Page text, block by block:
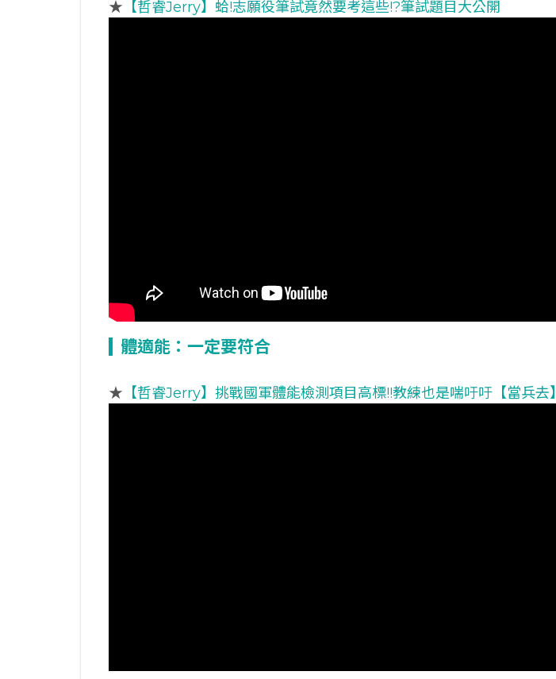
★ 【哲睿Jerry】蛤!志願役筆試竟然要考這些!?筆試題目大公開
體適能：一定要符合
★ 【哲睿Jerry】挑戰國軍體能檢測項目高標!!教練也是喘吁吁【當兵去】